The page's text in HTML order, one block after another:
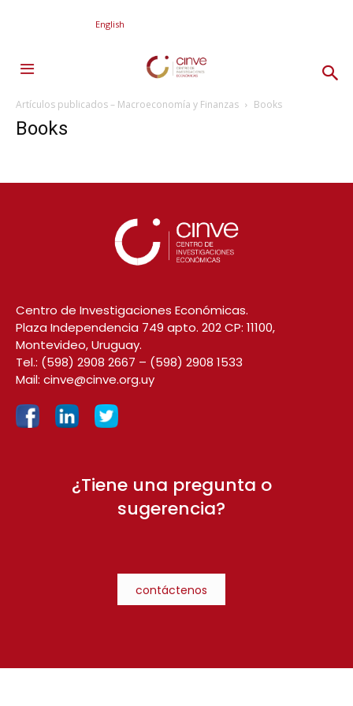
English
Artículos publicados – Macroeconomía y Finanzas Books
Books
Centro de Investigaciones Económicas.
Plaza Independencia 749 apto. 202 CP: 11100,
Montevideo, Uruguay.
Tel.: (598) 2908 2667 – (598) 2908 1533
Mail: cinve@cinve.org.uy
¿Tiene una pregunta o
sugerencia?
contáctenos